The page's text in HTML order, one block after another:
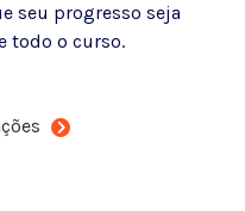
seu progresso seja
todo o curso.